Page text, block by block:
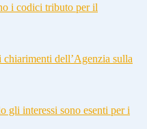
i codici tributo per il
dell’Agenzia sulla
gli interessi sono esenti per i